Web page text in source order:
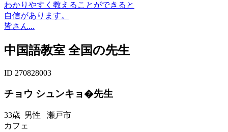
わかりやすく教えることができると
自信があります。
皆さん...
中国語教室 全国の先生
ID 270828003
チョウ シュンキョ�先生
33歳 男性 瀬戸市
カフェ